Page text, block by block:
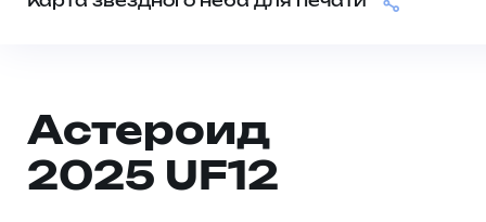
Астероид
2025 UF12